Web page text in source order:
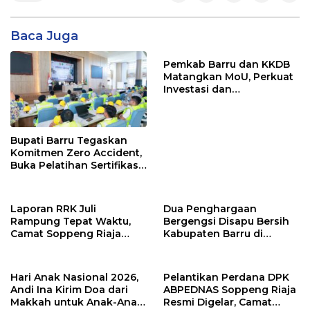
Baca Juga
Bupati Barru Tegaskan
Komitmen Zero Accident,
Buka Pelatihan Sertifikasi
Pemkab Barru dan KKDB
Matangkan MoU, Perkuat
Investasi dan
Laporan RRK Juli
Rampung Tepat Waktu,
Camat Soppeng Riaja
Dua Penghargaan
Bergengsi Disapu Bersih
Kabupaten Barru di
Hari Anak Nasional 2026,
Andi Ina Kirim Doa dari
Makkah untuk Anak-Anak
Pelantikan Perdana DPK
ABPEDNAS Soppeng Riaja
Resmi Digelar, Camat